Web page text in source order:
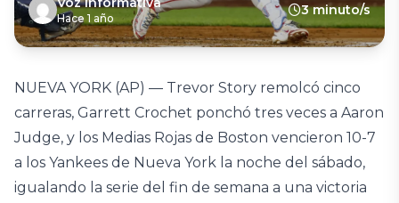
Hace 1 año
3 minuto/s
NUEVA YORK (AP) — Trevor Story remolcó cinco
carreras, Garrett Crochet ponchó tres veces a Aaron
Judge, y los Medias Rojas de Boston vencieron 10-7
a los Yankees de Nueva York la noche del sábado,
igualando la serie del fin de semana a una victoria